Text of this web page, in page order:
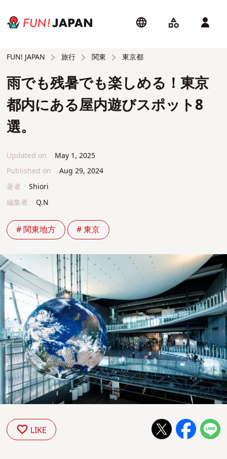
FUN! JAPAN 旅行 関東 東京都
雨でも残暑でも楽しめる！東京
都内にある屋内遊びスポット8
選。
Updated on
May 1, 2025
Published on
Aug 29, 2024
著者
Shiori
編集者
Q.N
# 関東地方 # 東京
LIKE